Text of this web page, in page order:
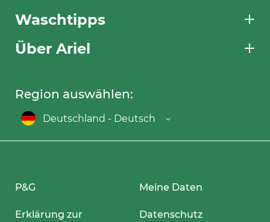
Waschtipps
Über Ariel
Region auswählen:
Deutschland - Deutsch
P&G
Erklärung zur
Meine Daten
Datenschutz